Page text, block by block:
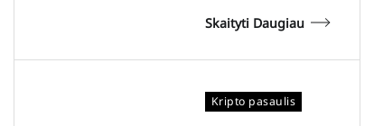
Skaityti Daugiau
Kripto pasaulis